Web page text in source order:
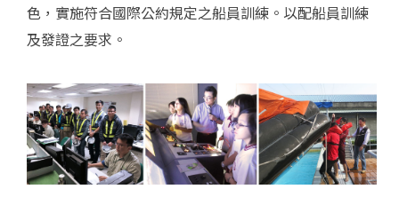
色，實施符合國際公約規定之船員訓練。以配船員訓練
及發證之要求。